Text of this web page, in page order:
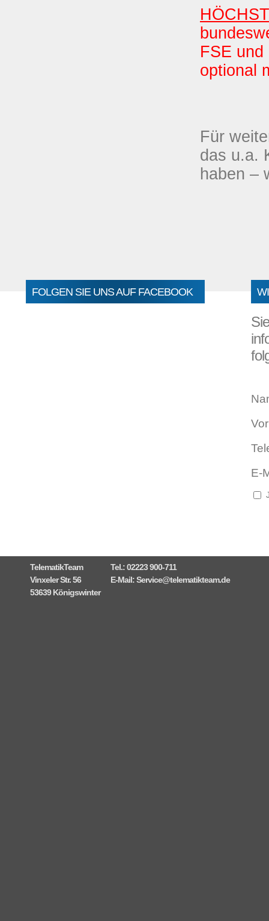
FSE
optional
Für
das u.a.
haben –
FOLGEN SIE UNS AUF FACEBOOK
E-
TelematikTeam
Vinxeler Str. 56
53639 Königswinter
Tel.: 02223 900-711
E-Mail:Service@telematikteam.de